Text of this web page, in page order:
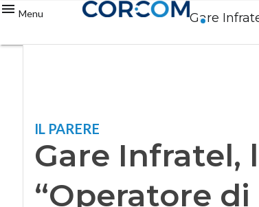
Menu Gare
IL PARERE
Gare Infratel,
“Operatore di